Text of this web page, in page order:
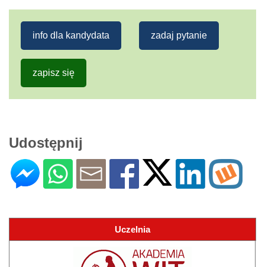
info dla kandydata zadaj pytanie
zapisz się
Udostępnij
Uczelnia